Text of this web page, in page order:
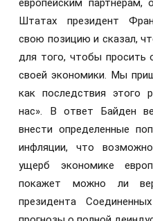
европейским
Штатах президент
свою позицию и сказал,
для того, чтобы просить
своей экономики. Мы
как последствия этого
нас». В ответ Байден
внести определенные
инфляции, что
ущерб экономике
покажет можно ли
президента